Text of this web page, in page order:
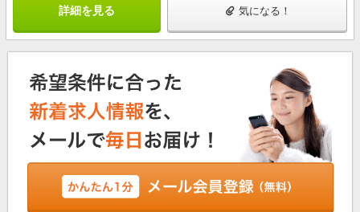
詳細を見る 気になる！